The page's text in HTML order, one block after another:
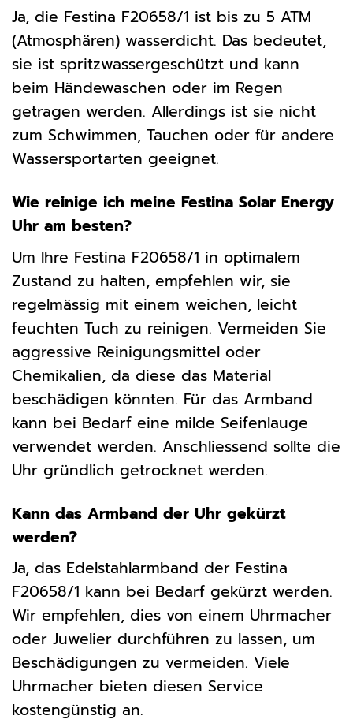
Ja, die Festina F20658/1 ist bis zu 5 ATM
(Atmosphären) wasserdicht. Das bedeutet,
sie ist spritzwassergeschützt und kann
beim Händewaschen oder im Regen
getragen werden. Allerdings ist sie nicht
zum Schwimmen, Tauchen oder für andere
Wassersportarten geeignet.
Wie reinige ich meine Festina Solar Energy
Uhr am besten?
Um Ihre Festina F20658/1 in optimalem
Zustand zu halten, empfehlen wir, sie
regelmässig mit einem weichen, leicht
feuchten Tuch zu reinigen. Vermeiden Sie
aggressive Reinigungsmittel oder
Chemikalien, da diese das Material
beschädigen könnten. Für das Armband
kann bei Bedarf eine milde Seifenlauge
verwendet werden. Anschliessend sollte die
Uhr gründlich getrocknet werden.
Kann das Armband der Uhr gekürzt
werden?
Ja, das Edelstahlarmband der Festina
F20658/1 kann bei Bedarf gekürzt werden.
Wir empfehlen, dies von einem Uhrmacher
oder Juwelier durchführen zu lassen, um
Beschädigungen zu vermeiden. Viele
Uhrmacher bieten diesen Service
kostengünstig an.